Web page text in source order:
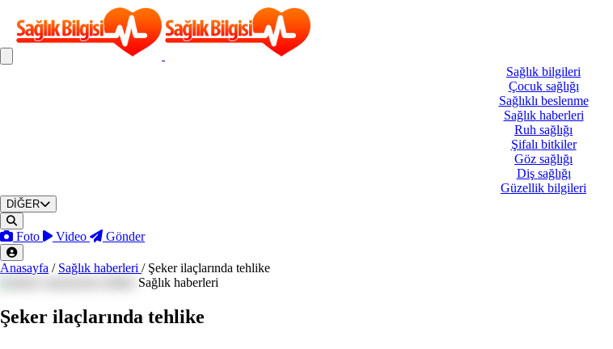
Sağlık bilgileri
Çocuk sağlığı
Sağlıklı beslenme
Sağlık haberleri
Ruh sağlığı
Şifalı bitkiler
Göz sağlığı
Diş sağlığı
Güzellik bilgileri
DİĞER
Foto Video Gönder
Anasayfa / Sağlık haberleri / Şeker ilaçlarında tehlike
Sağlık haberleri
Şeker ilaçlarında tehlike